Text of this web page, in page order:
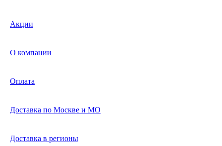
Акции
О компании
Оплата
Доставка по Москве и МО
Доставка в регионы